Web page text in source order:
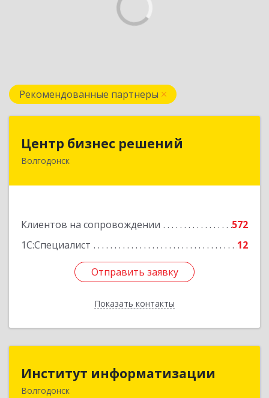
Рекомендованные партнеры
Центр бизнес решений
Волгодонск
Клиентов на сопровождении
572
1С:Специалист
12
Отправить заявку
Показать контакты
Центр бизнес решений
347375, Ростовская обл, Волгодонск г,
Отправить заявку
Назад
Институт информатизации
Волгодонск
Институт информатизации
347383, Ростовская обл, Волгодонск г, Маршала